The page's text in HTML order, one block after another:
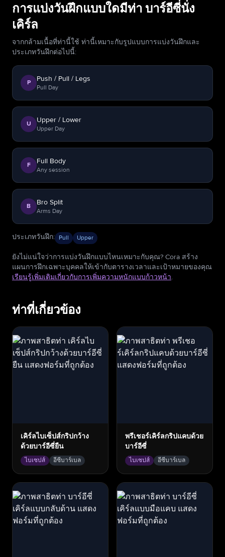
การแบ่งวันฝึกแบบใดมีท่า บาร์อีซี่นั่ง
เคิร์ล
จากกล้ามเนื้อที่ท่านี้ใช้ ท่านี้เหมาะกับรูปแบบการแบ่งวันฝึกและ
ประเภทวันฝึกต่อไปนี้:
P Push / Pull / Legs
Pull Day
U Upper / Lower
Upper Day
F Full Body
Any session
B Bro Split
Arms Day
ประเภทวันฝึก: Pull Upper
ยังไม่แน่ใจว่าการแบ่งวันฝึกแบบไหนเหมาะกับคุณ? Cora สร้าง
แผนการฝึกเฉพาะบุคคลให้เข้ากับตารางเวลาและเป้าหมายของคุณ
เรียนรู้เพิ่มเติมเกี่ยวกับการเพิ่มความหนักแบบก้าวหน้า.
ท่าที่เกี่ยวข้อง
เคิร์ลไบเซ็ปส์กริปกว้าง
ด้วยบาร์อีซี่ยืน
ไบเซปส์ อีซีบาร์เบล
พรีเชอร์เคิร์ลกริปแคบด้วย
บาร์อีซี่
ไบเซปส์ อีซีบาร์เบล